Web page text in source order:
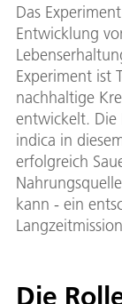
Das
Entwicklung
Experiment ist
nachhaltige
entwickelt. Die
indica in
erfolgreich
kann - ein
Die